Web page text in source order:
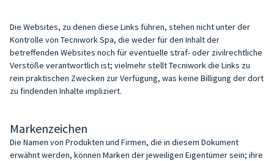
Die Websites, zu denen diese Links führen, stehen nicht unter der
Kontrolle von Tecniwork Spa, die weder für den Inhalt der
betreffenden Websites noch für eventuelle straf- oder zivilrechtliche
Verstöße verantwortlich ist; vielmehr stellt Tecniwork die Links zu
rein praktischen Zwecken zur Verfügung, was keine Billigung der dort
zu findenden Inhalte impliziert.
Markenzeichen
Die Namen von Produkten und Firmen, die in diesem Dokument
erwähnt werden, können Marken der jeweiligen Eigentümer sein; ihre